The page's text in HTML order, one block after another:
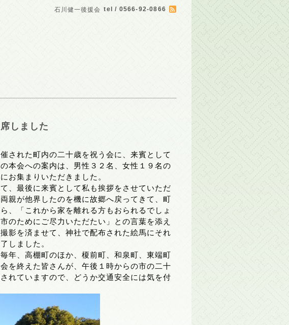
石川健一後援会 tel / 0566-92-0866
しました
された町内の二十歳を祝う会に、来賓として
本会への案内は、男性３２名、女性１９名の
お集まりいただきました。
、最後に来賓として私も挨拶をさせていただ
親が他界したのを機に故郷へ戻ってきて、町
、「これから家を離れる方もおられるでしょ
のためにご尽力いただたい」との言葉を添え
影を済ませて、神社で配布された絵馬にそれ
しました。
年、高棚町のほか、榎前町、和泉町、東端町
を終えた皆さんが、午後１時からの市の二十
れていますので、どうか交通安全には気を付